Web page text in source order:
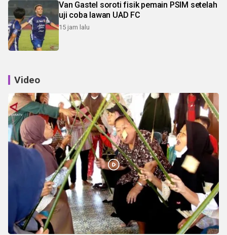
Van Gastel soroti fisik pemain PSIM setelah
uji coba lawan UAD FC
15 jam lalu
Video